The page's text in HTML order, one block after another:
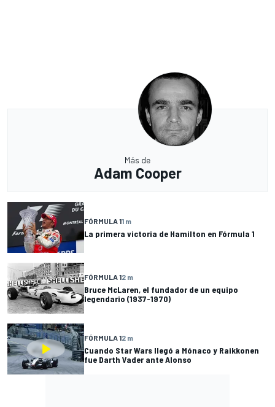
Más de
Adam Cooper
FÓRMULA 11 m
La primera victoria de Hamilton en Fórmula 1
FÓRMULA 12 m
Bruce McLaren, el fundador de un equipo
legendario (1937-1970)
FÓRMULA 12 m
Cuando Star Wars llegó a Mónaco y Raikkonen
fue Darth Vader ante Alonso